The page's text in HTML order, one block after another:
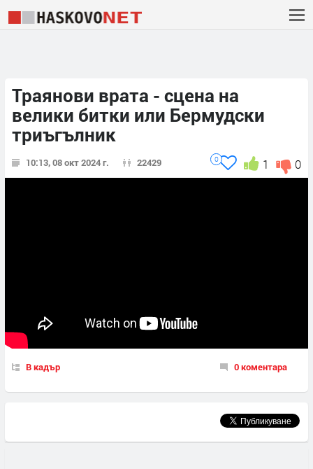
Траянови врата - сцена на
велики битки или Бермудски
триъгълник
10:13, 08 окт 2024 г. 22429 0
1
0
В кадър 0 коментара